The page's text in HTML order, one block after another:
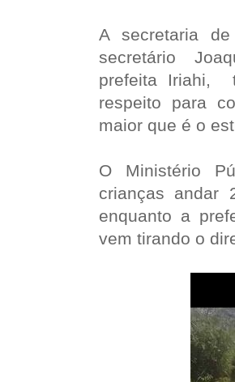
A secretaria
secretário
prefeita Iriahi,
respeito para
maior que é o
O Ministério
crianças andar
enquanto a
vem tirando o